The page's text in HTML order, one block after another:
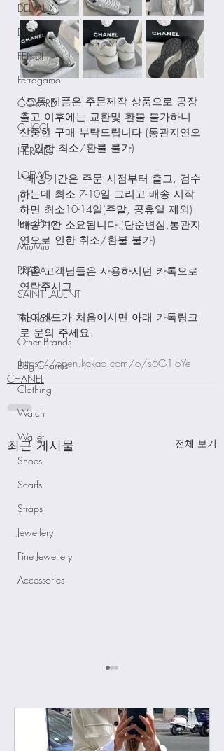
DELVAUX
DIOR
FENDI
Ferragamo
GOYARD
GUCCI
HERMES
LOEWE
LV
Loro Piana
MiuMiu
PRADA
SAINT LAUENT
The Row
Other Brands
Bag Charms
Clothing
Watch
Wallet
Shoes
Scarfs
Straps
Jewellery
Fine Jewellery
Accessories
*모든 제품은 주문제작 상품으로 공장
출고 이후에는 교환및 환불 불가하니
신중한 구매 부탁드립니다 (통관지연으
로 인한 최소/환불 불가)
*배송기간은 주문 시점부터 출고, 검수
하는데 최소 7-10일 그리고 배송 시작
하면 최소10-14일(주말, 공휴일 제외)
배송기간 소요됩니다.(단순변심,통관지
연으로 인한 취소/환불 불가)
기존 고객님들은 사용하시던 카톡으로
연락주시고
하이엔드가 처음이시면 아래 카톡링크
로 문의 주세요.
https://open.kakao.com/o/s6G1loYe
CHANEL
최근 게시물 전체 보기